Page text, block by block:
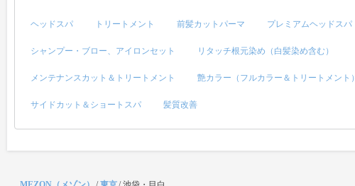
ヘッドスパ トリートメント 前髪カットパーマ プレミアムヘッドスパ
シャンプー・ブロー、アイロンセット リタッチ根元染め（白髪染め含む）
メンテナンスカット＆トリートメント 艶カラー（フルカラー＆トリートメント）
サイドカット＆ショートスパ 髪質改善